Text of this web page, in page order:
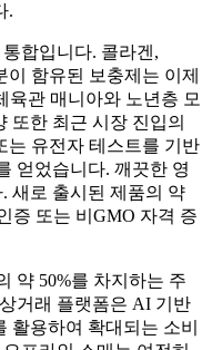
.
합입니다. 콜라겐,
함유된 보충제는 이제
육관 매니아와 노년층 모
또한 최근 시장 진입의
는 유전자 테스트를 기반
얻었습니다. 깨끗한 영
새로 출시된 제품의 약
증 또는 비GMO 자격 증
약 50%를 차지하는 주
거래 플랫폼은 AI 기반
활용하여 확대되는 소비